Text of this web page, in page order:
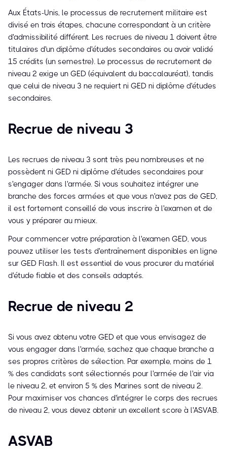
Aux États-Unis, le processus de recrutement militaire est
divisé en trois étapes, chacune correspondant à un critère
d'admissibilité différent. Les recrues de niveau 1 doivent être
titulaires d'un diplôme d'études secondaires ou avoir validé
15 crédits (un semestre). Le processus de recrutement de
niveau 2 exige un GED (équivalent du baccalauréat), tandis
que celui de niveau 3 ne requiert ni GED ni diplôme d'études
secondaires.
Recrue de niveau 3
Les recrues de niveau 3 sont très peu nombreuses et ne
possèdent ni GED ni diplôme d'études secondaires pour
s'engager dans l'armée. Si vous souhaitez intégrer une
branche des forces armées et que vous n'avez pas de GED,
il est fortement conseillé de vous inscrire à l'examen et de
vous y préparer au mieux.
Pour commencer votre préparation à l'examen GED, vous
pouvez utiliser les tests d'entraînement disponibles en ligne
sur GED Flash. Il est essentiel de vous procurer du matériel
d'étude fiable et des conseils adaptés.
Recrue de niveau 2
Si vous avez obtenu votre GED et que vous envisagez de
vous engager dans l'armée, sachez que chaque branche a
ses propres critères de sélection. Par exemple, moins de 1
% des candidats sont sélectionnés pour l'armée de l'air via
le niveau 2, et environ 5 % des Marines sont de niveau 2.
Pour maximiser vos chances d'intégrer le corps des recrues
de niveau 2, vous devez obtenir un excellent score à l'ASVAB.
ASVAB